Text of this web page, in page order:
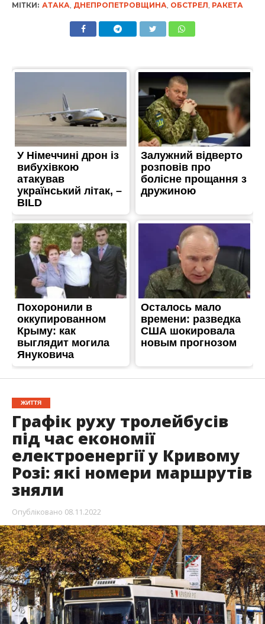
МІТКИ: АТАКА, ДНЕПРОПЕТРОВЩИНА, ОБСТРЕЛ, РАКЕТА
ЖИТТЯ
Графік руху тролейбусів
під час економії
електроенергії у Кривому
Розі: які номери маршрутів
зняли
Опубліковано 08.11.2022